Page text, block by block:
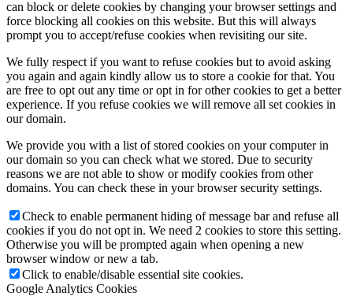
can block or delete cookies by changing your browser settings and
force blocking all cookies on this website. But this will always
prompt you to accept/refuse cookies when revisiting our site.
We fully respect if you want to refuse cookies but to avoid asking
you again and again kindly allow us to store a cookie for that. You
are free to opt out any time or opt in for other cookies to get a better
experience. If you refuse cookies we will remove all set cookies in
our domain.
We provide you with a list of stored cookies on your computer in
our domain so you can check what we stored. Due to security
reasons we are not able to show or modify cookies from other
domains. You can check these in your browser security settings.
Check to enable permanent hiding of message bar and refuse all
cookies if you do not opt in. We need 2 cookies to store this setting.
Otherwise you will be prompted again when opening a new
browser window or new a tab.
Click to enable/disable essential site cookies.
Google Analytics Cookies